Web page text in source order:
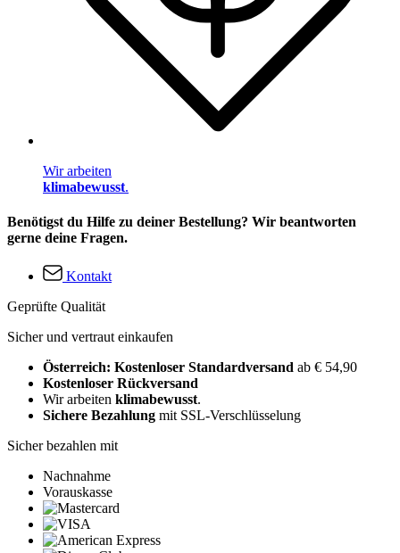
Wir arbeiten
klimabewusst.
Benötigst du Hilfe zu deiner Bestellung? Wir beantworten
gerne deine Fragen.
Kontakt
Geprüfte Qualität
Sicher und vertraut einkaufen
Österreich: Kostenloser Standardversand ab € 54,90
Kostenloser Rückversand
Wir arbeiten klimabewusst.
Sichere Bezahlung mit SSL-Verschlüsselung
Sicher bezahlen mit
Nachnahme
Vorauskasse